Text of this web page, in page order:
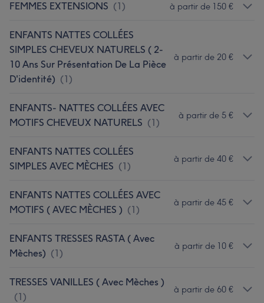
FEMMES EXTENSIONS (1) à partir de 150 €
ENFANTS NATTES COLLÉES
SIMPLES CHEVEUX NATURELS ( 2-
10 Ans Sur Présentation De La Pièce
D'identité) (1)
à partir de 20 €
ENFANTS- NATTES COLLÉES AVEC
MOTIFS CHEVEUX NATURELS (1)
à partir de 5 €
ENFANTS NATTES COLLÉES
SIMPLES AVEC MÈCHES (1)
à partir de 40 €
ENFANTS NATTES COLLÉES AVEC
MOTIFS ( AVEC MÈCHES ) (1)
à partir de 45 €
ENFANTS TRESSES RASTA ( Avec
Mèches) (1)
à partir de 10 €
TRESSES VANILLES ( Avec Mèches )
(1)
à partir de 60 €